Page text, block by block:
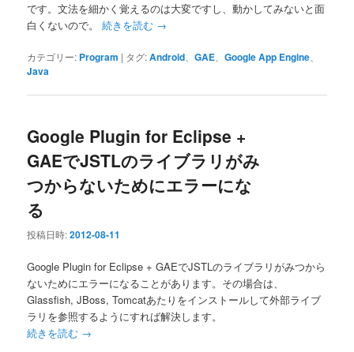
です。文法を細かく覚えるのは大変ですし、動かしてみないと面
白くないので。続きを読む →
カテゴリー: Program | タグ:Android 、GAE 、Google App Engine
Java
Google Plugin for Eclipse +
GAEでJSTLのライブラリがみ
つからないためにエラーにな
る
投稿日時:2012-08-11
Google Plugin for Eclipse + GAEでJSTLのライブラリがみつから
ないためにエラーになることがあります。その場合は、
Glassfish, JBoss, Tomcatあたりをインストールして外部ライブ
ラリを参照するようにすれば解決します。
続きを読む →